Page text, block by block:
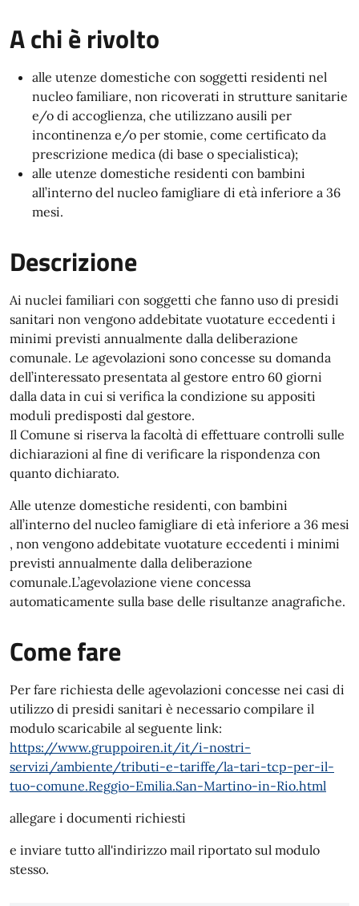
A chi è rivolto
alle utenze domestiche con soggetti residenti nel
nucleo familiare, non ricoverati in strutture sanitarie
e/o di accoglienza, che utilizzano ausili per
incontinenza e/o per stomie, come certificato da
prescrizione medica (di base o specialistica);
alle utenze domestiche residenti con bambini
all’interno del nucleo famigliare di età inferiore a 36
mesi.
Descrizione
Ai nuclei familiari con soggetti che fanno uso di presidi
sanitari non vengono addebitate vuotature eccedenti i
minimi previsti annualmente dalla deliberazione
comunale. Le agevolazioni sono concesse su domanda
dell’interessato presentata al gestore entro 60 giorni
dalla data in cui si verifica la condizione su appositi
moduli predisposti dal gestore.
Il Comune si riserva la facoltà di effettuare controlli sulle
dichiarazioni al fine di verificare la rispondenza con
quanto dichiarato.
Alle utenze domestiche residenti, con bambini
all’interno del nucleo famigliare di età inferiore a 36 mesi
, non vengono addebitate vuotature eccedenti i minimi
previsti annualmente dalla deliberazione
comunale.L’agevolazione viene concessa
automaticamente sulla base delle risultanze anagrafiche.
Come fare
Per fare richiesta delle agevolazioni concesse nei casi di
utilizzo di presidi sanitari è necessario compilare il
modulo scaricabile al seguente link:
https://www.gruppoiren.it/it/i-nostri-
servizi/ambiente/tributi-e-tariffe/la-tari-tcp-per-il-
tuo-comune.Reggio-Emilia.San-Martino-in-Rio.html
allegare i documenti richiesti
e inviare tutto all'indirizzo mail riportato sul modulo
stesso.